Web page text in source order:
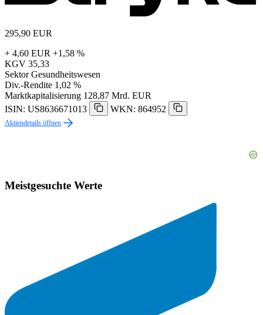
295,90 EUR
+ 4,60 EUR +1,58 %
KGV 35,33
Sektor Gesundheitswesen
Div.-Rendite 1,02 %
Marktkapitalisierung 128,87 Mrd. EUR
ISIN: US8636671013
WKN: 864952
Aktiendetails öffnen
Meistgesuchte Werte